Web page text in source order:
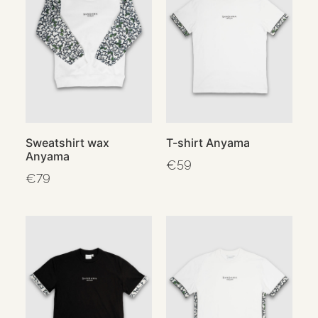
Sweatshirt wax
Anyama
€79
T-shirt Anyama
€59